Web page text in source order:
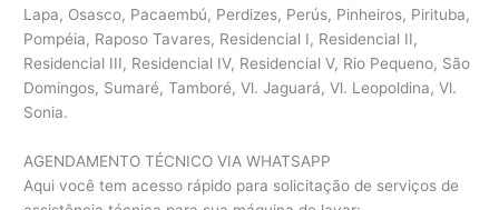
Lapa, Osasco, Pacaembú, Perdizes, Perús, Pinheiros, Pirituba,
Pompéia, Raposo Tavares, Residencial I, Residencial II,
Residencial III, Residencial IV, Residencial V, Rio Pequeno, São
Domingos, Sumaré, Tamboré, Vl. Jaguará, Vl. Leopoldina, Vl.
Sonia.
AGENDAMENTO TÉCNICO VIA WHATSAPP
Aqui você tem acesso rápido para solicitação de serviços de